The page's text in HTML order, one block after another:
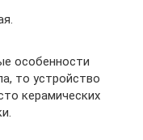
особенности
то устройство
керамических